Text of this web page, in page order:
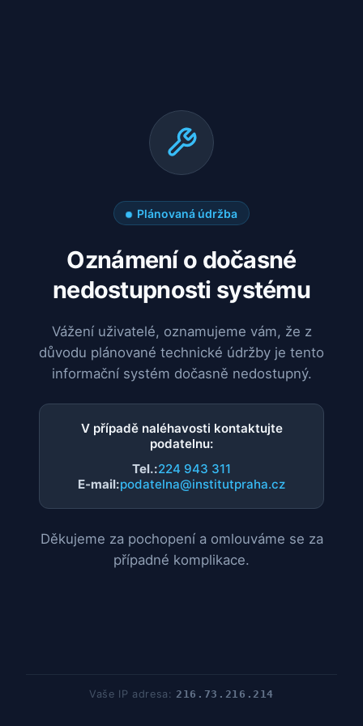
Plánovaná údržba
Oznámení o dočasné
nedostupnosti systému
Vážení uživatelé, oznamujeme vám, že z
důvodu plánované technické údržby je tento
informační systém dočasně nedostupný.
V případě naléhavosti kontaktujte
podatelnu:
Tel.:224 943 311
E-mail:podatelna@institutpraha.cz
Děkujeme za pochopení a omlouváme se za
případné komplikace.
Vaše IP adresa:216.73.216.214